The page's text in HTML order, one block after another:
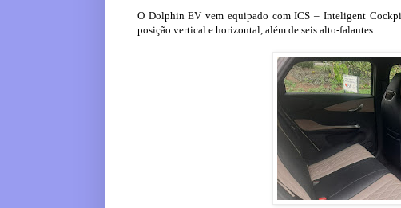
O Dolphin EV vem equipado com ICS – Inteligent
posição vertical e horizontal, além de seis alto-falantes.